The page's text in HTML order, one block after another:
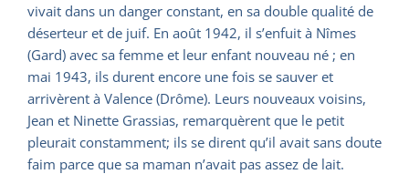
vivait dans un danger constant, en sa double qualité de
déserteur et de juif. En août 1942, il s’enfuit à Nîmes
(Gard) avec sa femme et leur enfant nouveau né ; en
mai 1943, ils durent encore une fois se sauver et
arrivèrent à Valence (Drôme). Leurs nouveaux voisins,
Jean et Ninette Grassias, remarquèrent que le petit
pleurait constamment; ils se dirent qu’il avait sans doute
faim parce que sa maman n’avait pas assez de lait.